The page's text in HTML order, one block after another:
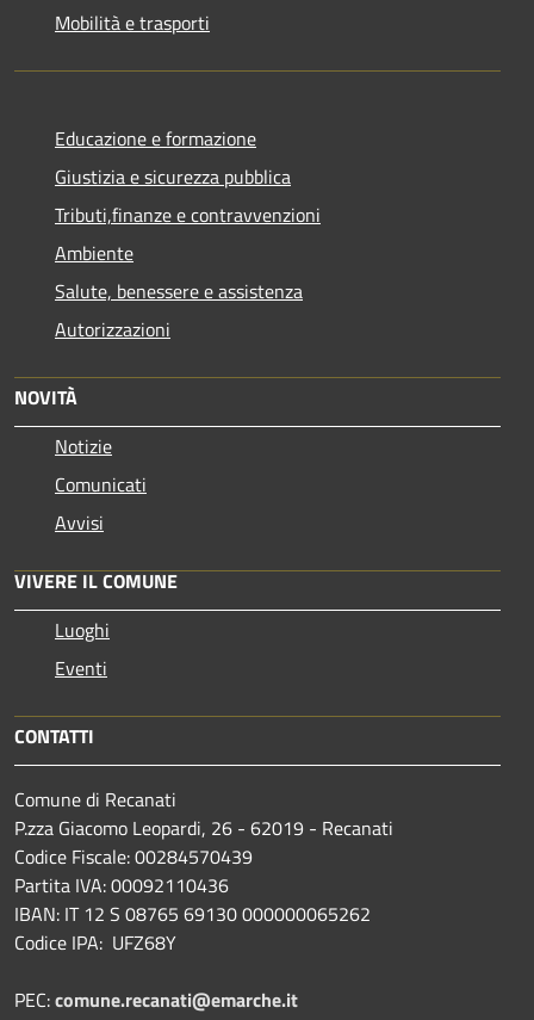
Mobilità e trasporti
Educazione e formazione
Giustizia e sicurezza pubblica
Tributi,finanze e contravvenzioni
Ambiente
Salute, benessere e assistenza
Autorizzazioni
NOVITÀ
Notizie
Comunicati
Avvisi
VIVERE IL COMUNE
Luoghi
Eventi
CONTATTI
Comune di Recanati
P.zza Giacomo Leopardi, 26 - 62019 - Recanati
Codice Fiscale: 00284570439
Partita IVA: 00092110436
IBAN: IT 12 S 08765 69130 000000065262
Codice IPA: UFZ68Y
PEC:comune.recanati@emarche.it